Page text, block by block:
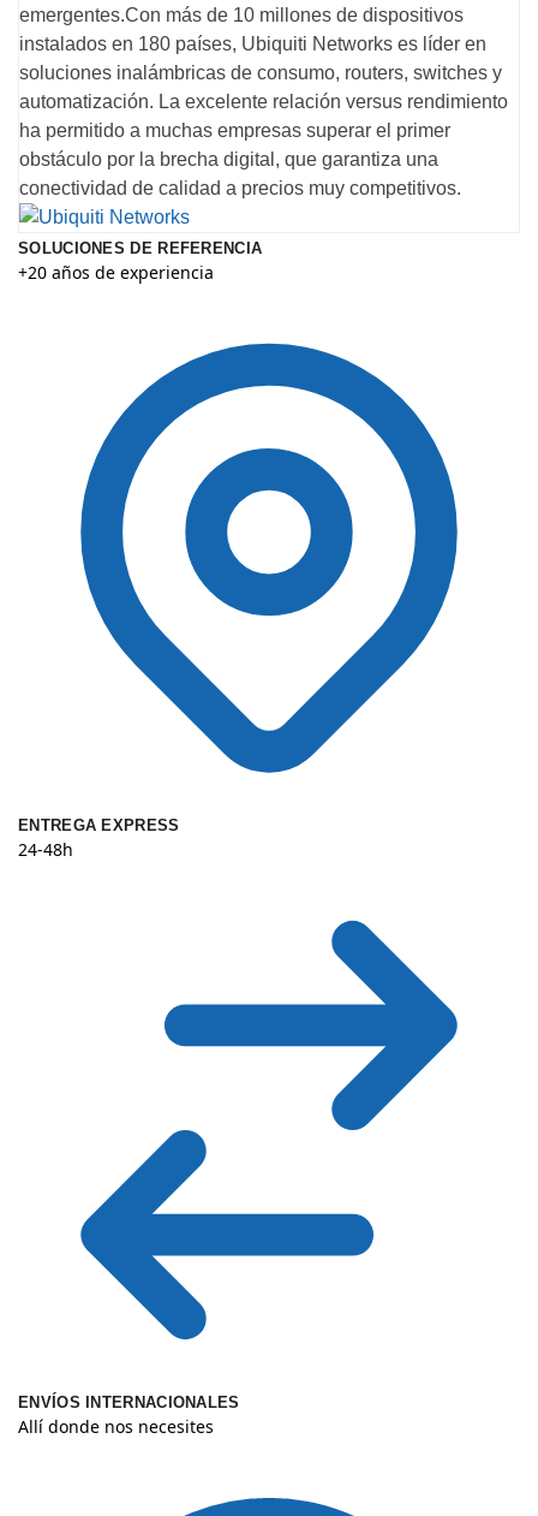
emergentes.Con más de 10 millones de dispositivos
instalados en 180 países, Ubiquiti Networks es líder en
soluciones inalámbricas de consumo, routers, switches y
automatización. La excelente relación versus rendimiento
ha permitido a muchas empresas superar el primer
obstáculo por la brecha digital, que garantiza una
conectividad de calidad a precios muy competitivos.
SOLUCIONES DE REFERENCIA
+20 años de experiencia
ENTREGA EXPRESS
24-48h
ENVÍOS INTERNACIONALES
Allí donde nos necesites